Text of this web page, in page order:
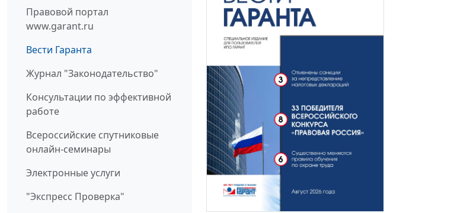
Правовой портал
www.garant.ru
Вести Гаранта
Журнал "Законодательство"
Консультации по эффективной
работе
Всероссийские спутниковые
онлайн-семинары
Электронные услуги
"Экспресс Проверка"